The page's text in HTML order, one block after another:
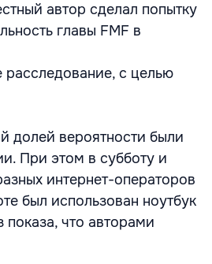
автор сделал попытку
главы FMF в
с целью
долей вероятности были
При этом в субботу и
интернет-операторов
был использован ноутбук
что авторами